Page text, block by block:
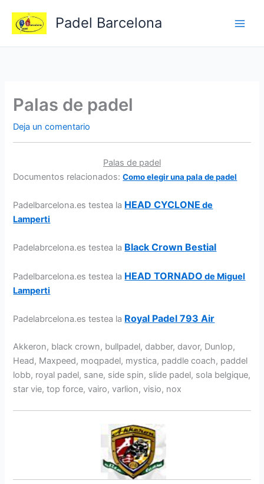
contenido
Padel Barcelona
Palas de padel
Deja un comentario
Palas de padel
Documentos relacionados:Como elegir una pala de padel
Padelbarcelona.es testea la HEAD CYCLONE de
Lamperti
Padelabrcelona.es testea la Black Crown Bestial
Padelbarcelona.es testea la HEAD TORNADO de Miguel
Lamperti
Padelabrcelona.es testea la Royal Padel 793 Air
Akkeron, black crown, bullpadel, dabber, davor, Dunlop,
Head, Maxpeed, moqpadel, mystica, paddle coach, paddel
lobb, royal padel, sane, side spin, slide padel, sola belgique,
star vie, top force, vairo, varlion, visio, nox